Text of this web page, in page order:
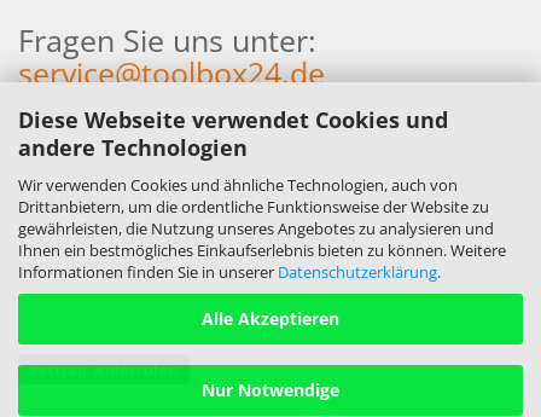
Diese Webseite verwendet Cookies und
andere Technologien
Wir verwenden Cookies und ähnliche Technologien, auch von
Drittanbietern, um die ordentliche Funktionsweise der Website zu
gewährleisten, die Nutzung unseres Angebotes zu analysieren und
Ihnen ein bestmögliches Einkaufserlebnis bieten zu können. Weitere
Informationen finden Sie in unserer Datenschutzerklärung.
Alle Akzeptieren
Nur Notwendige
Fragen Sie uns unter:
service@toolbox24.de
Händleranfragen und
Kooperationen sind sehr
erwünscht!
Vertrag widerrufen